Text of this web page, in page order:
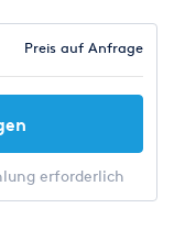
Preis auf Anfrage
erforderlich